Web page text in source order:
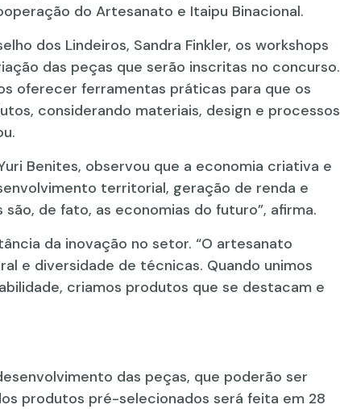
do Artesanato e Itaipu Binacional.
dos Lindeiros, Sandra Finkler, os workshops
das peças que serão inscritas no concurso.
oferecer ferramentas práticas para que os
considerando materiais, design e processos
Benites, observou que a economia criativa e
territorial, geração de renda e
de fato, as economias do futuro”, afirma.
da inovação no setor. “O artesanato
e diversidade de técnicas. Quando unimos
criamos produtos que se destacam e
das peças, que poderão ser
produtos pré-selecionados será feita em 28